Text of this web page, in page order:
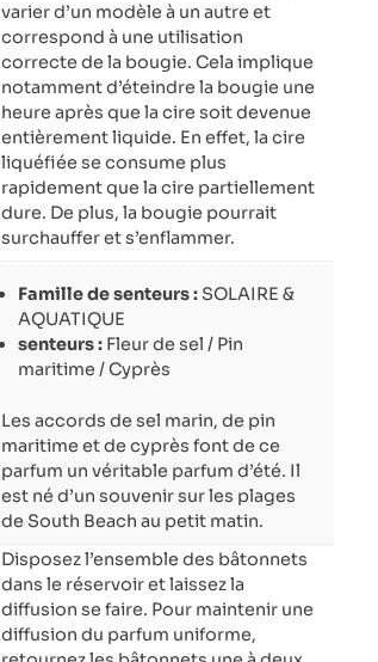
varier d’un modèle à un autre et
correspond à une utilisation
correcte de la bougie. Cela implique
notamment d’éteindre la bougie une
heure après que la cire soit devenue
entièrement liquide. En effet, la cire
liquéfiée se consume plus
rapidement que la cire partiellement
dure. De plus, la bougie pourrait
surchauffer et s’enflammer.
Famille de senteurs : SOLAIRE &
AQUATIQUE
senteurs : Fleur de sel / Pin
maritime / Cyprès
Les accords de sel marin, de pin
maritime et de cyprès font de ce
parfum un véritable parfum d’été. Il
est né d’un souvenir sur les plages
de South Beach au petit matin.
Disposez l’ensemble des bâtonnets
dans le réservoir et laissez la
diffusion se faire. Pour maintenir une
diffusion du parfum uniforme,